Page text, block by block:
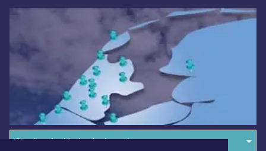
Overige dagbladen in de regio